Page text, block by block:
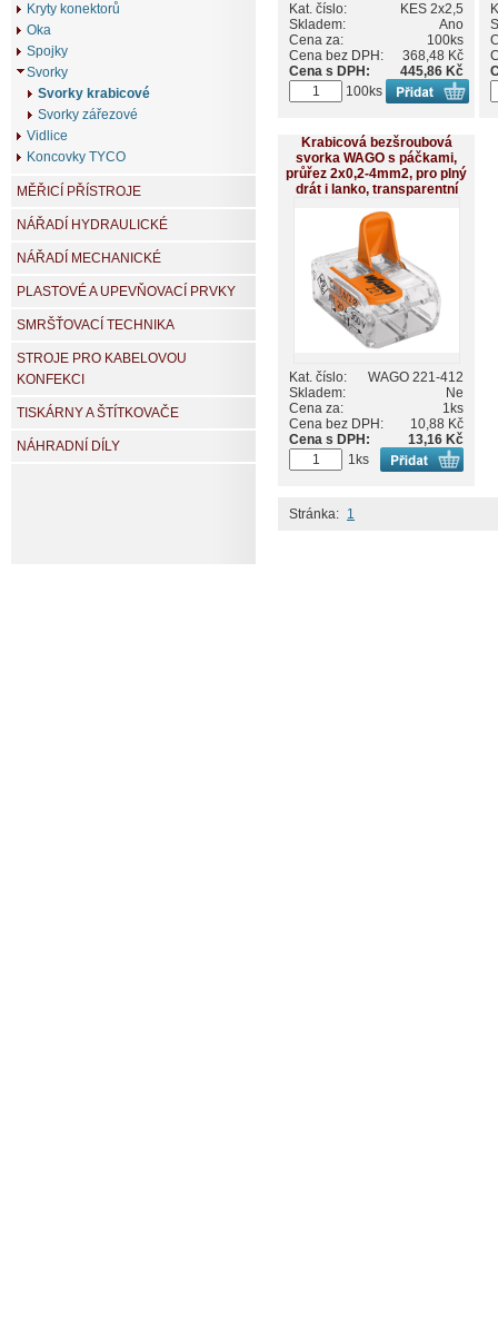
Kat. číslo:
KES 2x2,5
Skladem:
Ano
Cena za:
100ks
Cena bez DPH:
368,48 Kč
Cena s DPH:
445,86 Kč
100ks
Krabicová bezšroubová
svorka WAGO s páčkami,
průřez 2x0,2-4mm2, pro plný
drát i lanko, transparentní
Kat. číslo:
WAGO 221-412
Skladem:
Ne
Cena za:
1ks
Cena bez DPH:
10,88 Kč
Cena s DPH:
13,16 Kč
1ks
Stránka: 1
Kryty konektorů
Oka
Spojky
Svorky
Svorky krabicové
Svorky zářezové
Vidlice
Koncovky TYCO
MĚŘICÍ PŘÍSTROJE
NÁŘADÍ HYDRAULICKÉ
NÁŘADÍ MECHANICKÉ
PLASTOVÉ A UPEVŇOVACÍ PRVKY
SMRŠŤOVACÍ TECHNIKA
STROJE PRO KABELOVOU
KONFEKCI
TISKÁRNY A ŠTÍTKOVAČE
NÁHRADNÍ DÍLY